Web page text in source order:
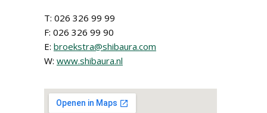
T: 026 326 99 99
F: 026 326 99 90
E: broekstra@shibaura.com
W: www.shibaura.nl